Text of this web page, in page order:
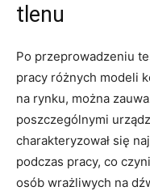
tlenu
Po przeprowadzeniu
pracy różnych modeli
na rynku, można
poszczególnymi
charakteryzował się
podczas pracy, co
osób wrażliwych na